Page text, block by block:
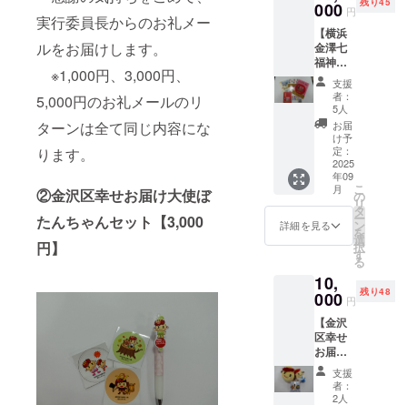
実行委員長からのお礼メー
ルをお届けします。
※1,000円、3,000円、
5,000円のお礼メールのリ
ターンは全て同じ内容にな
ります。
②金沢区幸せお届け大使ぼ
たんちゃんセット【3,000
円】
の返金
はでき
ませ
ん。 ※
支援者
様の交
通費や
滞在費
は各自
でご負
担くだ
さい。
※詳細は
9月上旬
にメー
ルで連
テッ
上げ ※
画像は
イメー
ジで
す。
を必ず
ご確認
いただ
きお申
込みく
ださい
着心地
や素材
感にこ
だわっ
た上質
なTシャ
ツで、
首まわ
りは長
年着て
テッ
チ」仕
画像は
イメー
ジで
す。
タッフ
が着て
いるT
シャツ
と同じ
デザイ
ン。黒
はリ
ターン
限定の
色で
す！ ・
色：黒
色 ・素
材：綿
100％
イズ表
を必ず
ご確認
いただ
きお申
込みく
ださい
着心地
や素材
000 円
【横浜
金澤七
福神
セッ
ト】
“アン
クルト
リス”の
生みの
親であ
り、船
と海を
こよな
く愛し
た「柳
原良平
描く可
愛らし
い七福
神がデ
ザイン
された
御朱印
帳、ク
リア
支援
者：
5人
お届
け予
定：
2025
年09
月
詳細を見る
こ
の
リ
タ
ー
ン
を
選
択
す
る
10,
000 円
残り48
【金沢
区幸せ
お届け
大使ぼ
たん
ちゃん
支援
者：
2人